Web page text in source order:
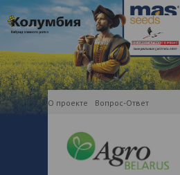
О проекте Вопрос-Ответ